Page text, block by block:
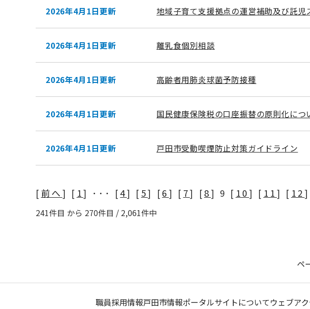
2026年4月1日更新 地域子育て支援拠点の運営補助及び託児
2026年4月1日更新 離乳食個別相談
2026年4月1日更新 高齢者用肺炎球菌予防接種
2026年4月1日更新 国民健康保険税の口座振替の原則化につ
2026年4月1日更新 戸田市受動喫煙防止対策ガイドライン
ページ送り
[ 前へ] [ 1] ･･･ [4] [ 5] [6] [ 7] [8] 9 [ 10] [ 11] [ 12
241件目 から 270件目 / 2,061件中
ペ
職員採用情報戸田市情報ポータルサイトについてウェブア